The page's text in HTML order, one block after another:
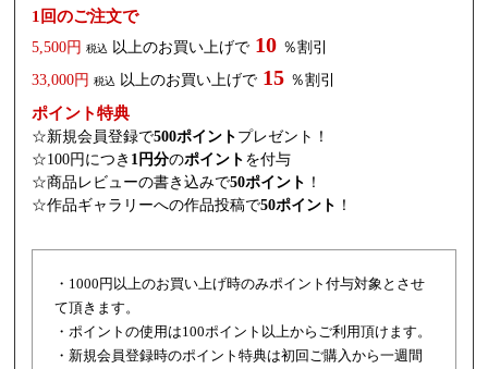
1回のご注文で
5,500円 税込 以上のお買い上げで 10 ％割引
33,000円 税込 以上のお買い上げで 15 ％割引
ポイント特典
☆新規会員登録で500ポイント プレゼント！
☆100円につき 1円分のポイント を付与
☆商品レビューの書き込みで50ポイント ！
☆作品ギャラリーへの作品投稿で50ポイント ！
・1000円以上のお買い上げ時のみポイント付与対象とさせ
て頂きます。
・ポイントの使用は100ポイント以上からご利用頂けます。
・新規会員登録時のポイント特典は初回ご購入から一週間